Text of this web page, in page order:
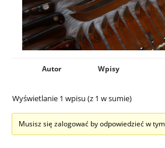
Autor Wpisy
Wyświetlanie 1 wpisu (z 1 w sumie)
Musisz się zalogować by odpowiedzieć w